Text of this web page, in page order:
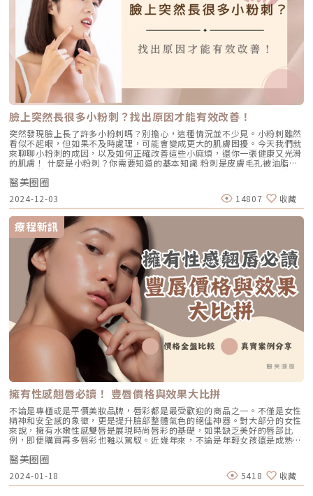
臉上突然長很多小粉刺？找出原因才能有效改善！
突然發現臉上長了許多小粉刺嗎？別擔心，這種情況並不少見。小粉刺雖然
看似不起眼，但如果不及時處理，可能會變成更大的肌膚困擾。今天我們就
來聊聊小粉刺的成因，以及如何正確改善這些小麻煩，還你一張健康又光滑
的肌膚！ 什麼是小粉刺？你需要知道的基本知識 粉刺是皮膚毛孔被油脂、
老廢角質和髒污堵塞的結果，通常以小顆粒的形式出現在臉上，尤其是額
頭、鼻子和下巴等容易出油的T字部位。粉刺通常不痛不癢，但卻會影響肌
膚外觀，因此被大家列為重點改善對象！ 黑頭粉刺（開放型粉刺） 許多人
以為鼻子上的小黑點是因為髒污卡住毛孔，其實完全不是這麼回事！黑頭粉
刺的誕生，是因為毛孔裡的油脂和老廢角質混在一起，當毛孔是開放狀態
時，這些混合物接觸到空氣後就會被氧化，頂部變黑，於是就成了黑頭粉
刺，也叫開放型粉刺。它最愛待在鼻子、下巴和額頭這些油脂分泌旺盛的地
方。 白頭粉刺（閉鎖性粉刺） 白頭粉刺則剛好相反！它表面被一層角質牢
牢蓋住，沒有和空氣接觸，所以不會變黑，而是白白的小顆粒，乍看之下很
像青春痘，但沒有紅腫的跡象。白頭粉刺的藏身之處幾乎無所不在，額頭、
臉頰、甚至眼下都可能出現。處理它可得特別小心，因為那層角質如果處理
不當，很容易惹出發炎，最後演變成更棘手的青春痘！ 突然爆發小粉刺的
可能原因 1. 壓力爆表：內分泌失調惹的禍 壓力會刺激體內的皮脂腺過度分
泌，讓油脂堵塞毛孔，誘發粉刺。最近是不是工作、學業壓力大？或者經歷
了作息不正常的日子？這些都可能是小粉刺的元兇！ 2. 飲食不當：高油高
糖食物的影響 吃太多油炸、甜食或乳製品，可能會加速皮脂分泌。這些食
物雖然好吃，但對皮膚來說卻是大敵。 3. 保養品選擇不當 使用了太油膩或
不適合自己膚質的保養品，可能會讓毛孔更容易堵塞。特別是含有致痘成分
的產品，一不小心就可能讓小粉刺爬滿臉。 4. 清潔不足或過度清潔 清潔不
到位會讓髒污殘留，堵塞毛孔；但過度清潔則可能破壞皮膚屏障，讓肌膚變
得敏感，更容易長粉刺。 5. 季節變化或環境影響 天氣變熱、濕度升高，容
易讓皮膚分泌更多油脂，進而誘發粉刺。加上空氣污染、戴口罩等外在因
素，也可能讓肌膚負擔更重。 改善小粉刺的五大步驟 1. 正確清潔是第一步
選擇溫和、具控油效果的清潔產品，早晚清潔肌膚，避免毛孔堵塞。 清潔
小秘訣： 不要用太熱的水洗臉，會刺激皮膚分泌更多油脂。 每次清潔後，
記得用乾淨毛巾輕拍肌膚，避免細菌感染。 2. 挑選適合自己的保養品 選擇
無油配方、清爽質地的保養品，避免含有致痘成分（例如礦物油、某些酒精
類）。 3. 飲食調整，從內而外改善 多攝取富含維生素的蔬菜水果，減少油
炸、高糖食物的攝取，讓身體內部環境更健康，皮膚也會隨之改善。 4. 適
度去角質，讓毛孔呼吸 每週進行1-2次去角質，幫助去除老廢角質，但別太
頻繁，避免皮膚敏感或受損。 5. 諮詢專業醫師，快速解決問題 如果粉刺持
續不退，或爆發情況嚴重，建議尋求皮膚科醫師的協助。可以根據你的膚質
和問題，提供專業治療，例如果酸換膚、海菲秀等方式，有效改善肌膚狀
醫美圈圈
2024-12-03 14807 收藏
療程新訊
擁有性感翹唇必讀！ 豐唇價格與效果大比拼
不論是專櫃或是平價美妝品牌，唇彩都是最受歡迎的商品之一。不僅是女性
精神和安全感的象徵，更是提升臉部整體氣色的絕佳神器。對大部分的女性
來說，擁有水嫩性感雙唇是展現時尚唇彩的基礎，如果缺乏美好的唇部比
例，即便購買再多唇彩也難以駕馭。近幾年來，不論是年輕女孩還是成熟女
性，多半專注自己的眼睛大小、鼻子是否立體、臉部是U還是V，卻往往忽
略了展現性感魅力的重要部位 — 雙唇。當看到其他人擁有性感豐潤的雙唇
時，總是羨慕不已，期盼自己也能擁有令人迷醉的飽滿唇型。特別是唇型對
笑容魅力的影響，如果想打造飽滿的唇型，玻尿酸豐唇成為一項不可或缺的
幫助。面對眾多醫美診所的選擇，又該如何挑選最適合的呢？而玻尿酸豐唇
醫美圈圈
2024-01-18 5418 收藏